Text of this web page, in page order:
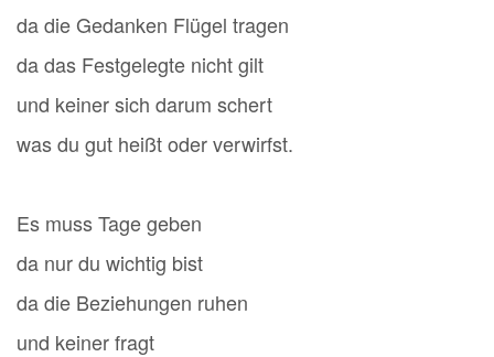
da die Gedanken Flügel tragen
da das Festgelegte nicht gilt
und keiner sich darum schert
was du gut heißt oder verwirfst.
Es muss Tage geben
da nur du wichtig bist
da die Beziehungen ruhen
und keiner fragt